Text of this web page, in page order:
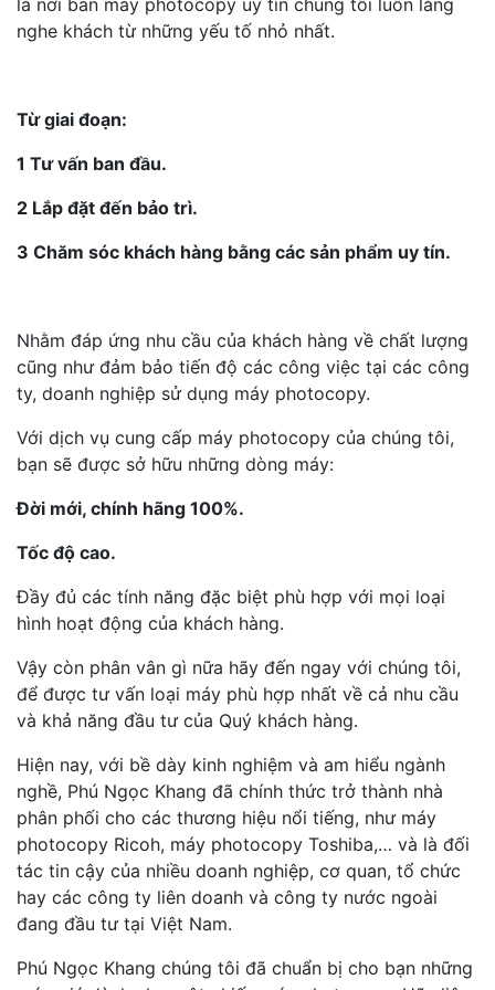
là nơi bán máy photocopy uy tín chúng tôi luôn lắng
nghe khách từ những yếu tố nhỏ nhất.
Từ giai đoạn:
1 Tư vấn ban đầu.
2 Lắp đặt đến bảo trì.
3 Chăm sóc khách hàng bằng các sản phẩm uy tín.
Nhằm đáp ứng nhu cầu của khách hàng về chất lượng
cũng như đảm bảo tiến độ các công việc tại các công
ty, doanh nghiệp sử dụng máy photocopy.
Với dịch vụ cung cấp máy photocopy của chúng tôi,
bạn sẽ được sở hữu những dòng máy:
Đời mới, chính hãng 100%.
Tốc độ cao.
Đầy đủ các tính năng đặc biệt phù hợp với mọi loại
hình hoạt động của khách hàng.
Vậy còn phân vân gì nữa hãy đến ngay với chúng tôi,
để được tư vấn loại máy phù hợp nhất về cả nhu cầu
và khả năng đầu tư của Quý khách hàng.
Hiện nay, với bề dày kinh nghiệm và am hiểu ngành
nghề, Phú Ngọc Khang đã chính thức trở thành nhà
phân phối cho các thương hiệu nổi tiếng, như máy
photocopy Ricoh, máy photocopy Toshiba,… và là đối
tác tin cậy của nhiều doanh nghiệp, cơ quan, tổ chức
hay các công ty liên doanh và công ty nước ngoài
đang đầu tư tại Việt Nam.
Phú Ngọc Khang chúng tôi đã chuẩn bị cho bạn những